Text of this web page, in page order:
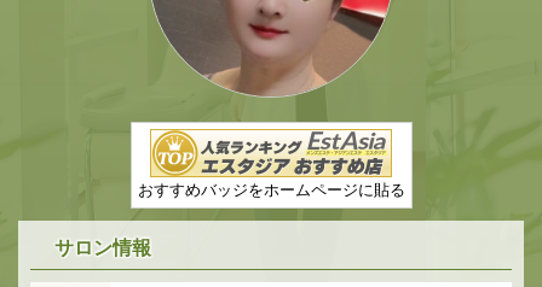
おすすめバッジをホームページに貼る
サロン情報